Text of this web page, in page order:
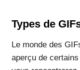
Types de
Le monde des
aperçu de